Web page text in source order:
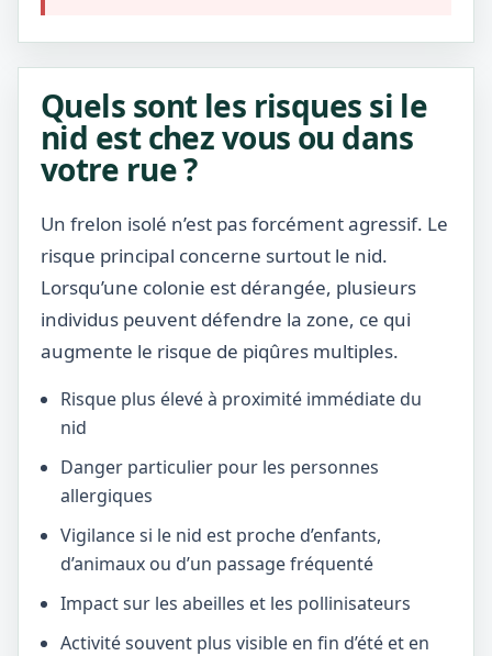
Quels sont les risques si le
nid est chez vous ou dans
votre rue ?
Un frelon isolé n’est pas forcément agressif. Le
risque principal concerne surtout le nid.
Lorsqu’une colonie est dérangée, plusieurs
individus peuvent défendre la zone, ce qui
augmente le risque de piqûres multiples.
Risque plus élevé à proximité immédiate du
nid
Danger particulier pour les personnes
allergiques
Vigilance si le nid est proche d’enfants,
d’animaux ou d’un passage fréquenté
Impact sur les abeilles et les pollinisateurs
Activité souvent plus visible en fin d’été et en